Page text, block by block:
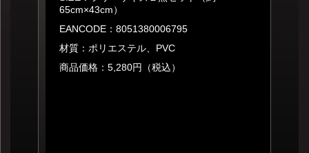
65cm×43cm）
EANCODE：8051380006795
材質：ポリエステル、PVC
商品価格：5,280円（税込）